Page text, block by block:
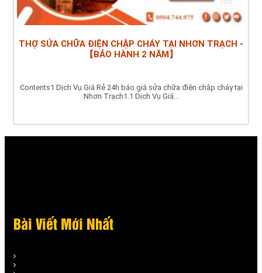
THỢ SỬA CHỮA ĐIỆN CHẬP CHÁY TẠI NHƠN TRẠCH -
【BẢO HÀNH 2 NĂM】
Contents1 Dịch Vụ Giá Rẻ 24h báo giá sửa chữa điện chập cháy tại
Nhơn Trạch1.1 Dịch Vụ Giá...
Bài Viết Mới Nhất